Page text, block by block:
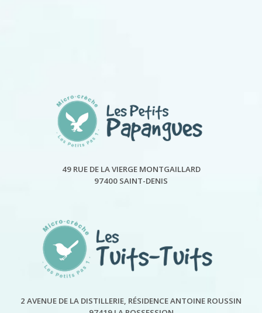
49 RUE DE LA VIERGE MONTGAILLARD
97400 SAINT-DENIS
2 AVENUE DE LA DISTILLERIE, RÉSIDENCE ANTOINE ROUSSIN